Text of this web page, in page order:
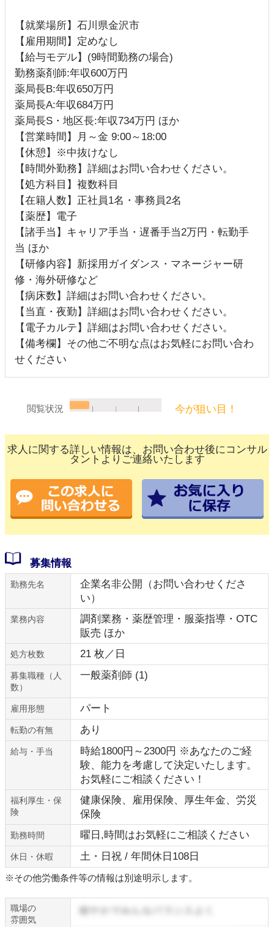
【就業場所】石川県金沢市
【雇用期間】定めなし
【給与モデル】(9時間勤務の場合)
勤務薬剤師:年収600万円
薬局長B:年収650万円
薬局長A:年収684万円
薬局長S・地区長:年収734万円 ほか
【営業時間】月～金 9:00～18:00
【休憩】※中抜けなし
【時間外勤務】詳細はお問い合わせください。
【処方科目】複数科目
【在籍人数】正社員1名・事務員2名
【薬歴】電子
【諸手当】キャリア手当・遅番手当2万円・転勤手
当 ほか
【研修内容】新採用ガイダンス・マネージャー研
修・海外研修など
【病床数】詳細はお問い合わせください。
【当直・夜勤】詳細はお問い合わせください。
【電子カルテ】詳細はお問い合わせください。
【備考欄】その他ご不明な点はお気軽にお問い合わ
せください
閲覧状況 今が狙い目！
求人に関する詳しい情報は、お問い合わせ後にコンサル
タントよりご連絡いたします
募集情報
勤務先名
企業名非公開（お問い合わせくださ
い）
業務内容
調剤業務・薬歴管理・服薬指導・OTC
販売 ほか
処方枚数 21 枚／日
募集職種（人
数）
一般薬剤師 (1)
雇用形態 パート
転勤の有無 あり
給与・手当
時給1800円～2300円 ※あなたのご経
験、能力を考慮して決定いたします。
お気軽にご相談ください！
福利厚生・保
険
健康保険、雇用保険、厚生年金、労災
保険
勤務時間 曜日,時間はお気軽にご相談ください
休日・休暇 土・日祝 / 年間休日108日
※その他労働条件等の情報は別途明示します。
職場の
雰囲気